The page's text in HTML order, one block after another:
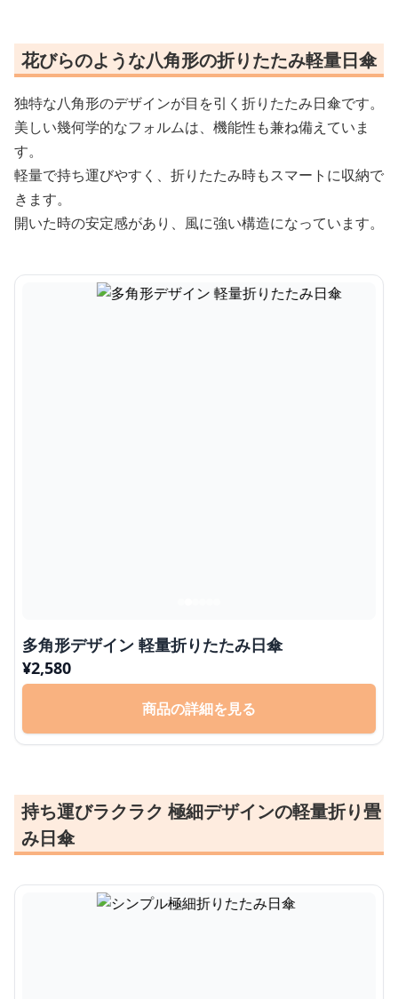
花びらのような八角形の折りたたみ軽量日傘
独特な八角形のデザインが目を引く折りたたみ日傘です。
美しい幾何学的なフォルムは、機能性も兼ね備えていま
す。
軽量で持ち運びやすく、折りたたみ時もスマートに収納で
きます。
開いた時の安定感があり、風に強い構造になっています。
多角形デザイン 軽量折りたたみ日傘
¥2,580
商品の詳細を見る
持ち運びラクラク 極細デザインの軽量折り畳
み日傘